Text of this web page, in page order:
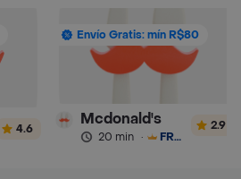
4.6
Envío Gratis: mín R$80
Mcdonald's
20 min · FRETE GRÁTIS
2.9